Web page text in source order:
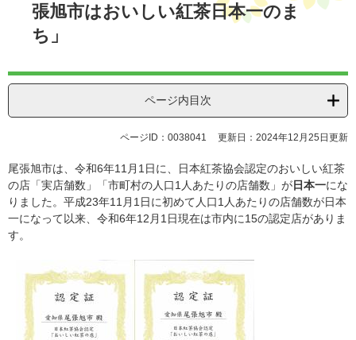
張旭市はおいしい紅茶日本一のま
ち」
ページ内目次
ページID：0038041 更新日：2024年12月25日更新
尾張旭市は、令和6年11月1日に、日本紅茶協会認定のおいしい紅茶
の店「実店舗数」「市町村の人口1人あたりの店舗数」が日本一にな
りました。平成23年11月1日に初めて人口1人あたりの店舗数が日本
一になって以来、令和6年12月1日現在は市内に15の認定店がありま
す。